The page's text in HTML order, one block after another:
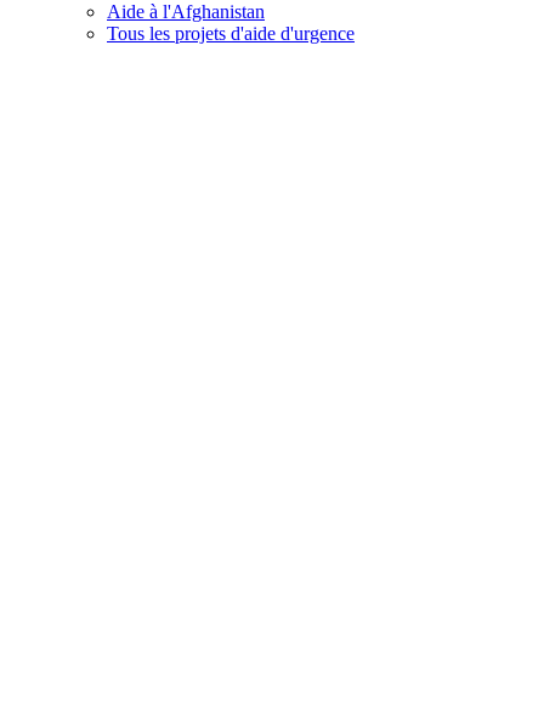
Aide à l'Afghanistan
Tous les projets d'aide d'urgence